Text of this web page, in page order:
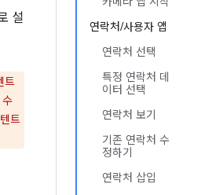
연락처/사용자 앱
연락처 선택
특정 연락처 데
이터 선택
연락처 보기
기존 연락처 수
정하기
연락처 삽입
설
트
트